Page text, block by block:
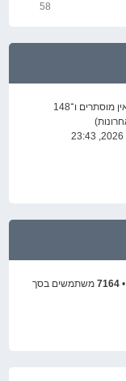
58
משתמשים מחוברים :: אחד רשום, אין מוסתרים ו־148
7164 משתמשים בסך